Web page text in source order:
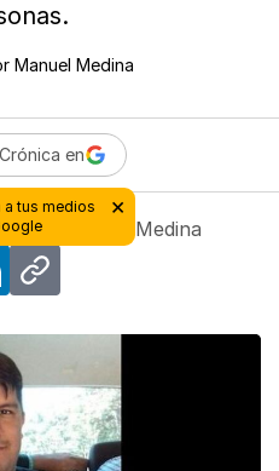
Manuel Medina
en
| Por Manuel Medina
Copy link